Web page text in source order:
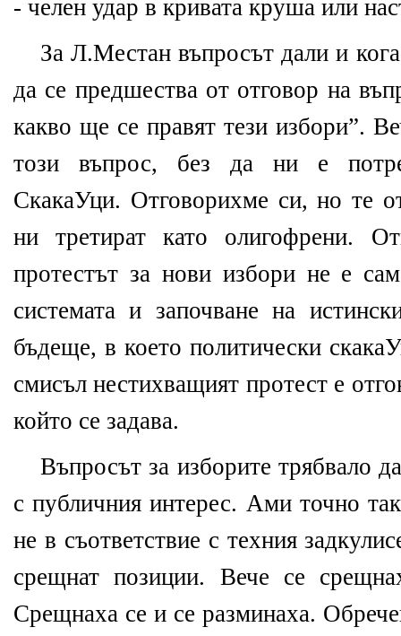
- челен удар в кривата круша или
За Л.Местан въпросът дали и
да се предшества от отговор на
какво ще се правят тези избори”.
този въпрос, без да ни е
СкакаУци. Отговорихме си, но те
ни третират като олигофрени.
протестът за нови избори не е
системата и започване на
бъдеще, в което политически
смисъл нестихващият протест е
който се задава.
Въпросът за изборите трябвало
с публичния интерес. Ами точно
не в съответствие с техния
срещнат позиции. Вече се
Срещнаха се и се разминаха.